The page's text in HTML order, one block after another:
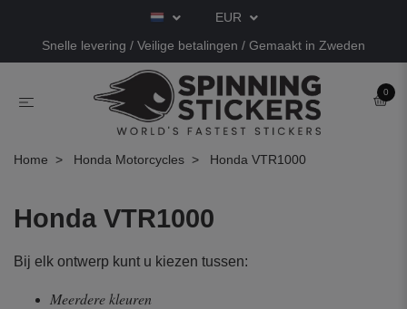
EUR
Snelle levering / Veilige betalingen / Gemaakt in Zweden
0
Home Honda Motorcycles Honda VTR1000
Honda VTR1000
Bij elk ontwerp kunt u kiezen tussen:
Meerdere kleuren